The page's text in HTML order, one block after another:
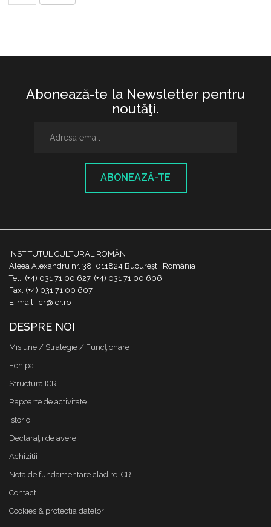
Abonează-te la Newsletter pentru
noutăţi.
ABONEAZĂ-TE
INSTITUTUL CULTURAL ROMÂN
Aleea Alexandru nr. 38, 011824 București, România
Tel.: (+4) 031 71 00 627, (+4) 031 71 00 606
Fax: (+4) 031 71 00 607
E-mail: icr@icr.ro
DESPRE NOI
Misiune / Strategie / Funcţionare
Echipa
Structura ICR
Rapoarte de activitate
Istoric
Declaraţii de avere
Achizitii
Nota de fundamentare cladire ICR
Contact
Cookies & protectia datelor